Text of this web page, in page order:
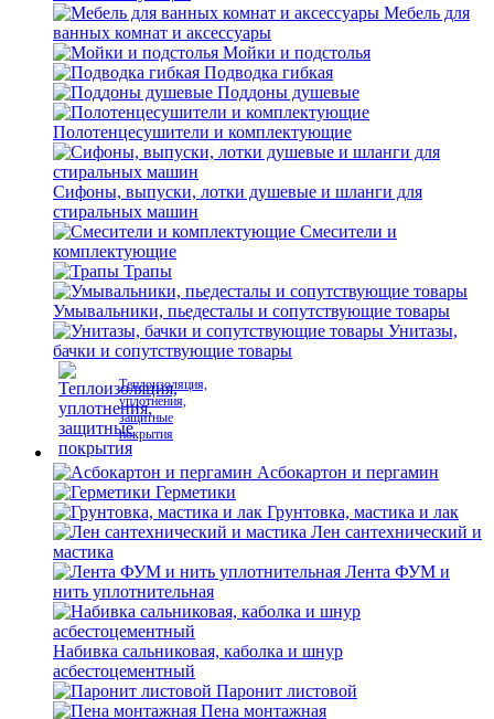
Мебель для
ванных комнат и аксессуары
Мойки и подстолья
Подводка гибкая
Поддоны душевые
Полотенцесушители и комплектующие
Сифоны, выпуски, лотки душевые и шланги для
стиральных машин
Смесители и
комплектующие
Трапы
Умывальники, пьедесталы и сопутствующие товары
Унитазы,
бачки и сопутствующие товары
Теплоизоляция,
уплотнения,
защитные
покрытия
Асбокартон и пергамин
Герметики
Грунтовка, мастика и лак
Лен сантехнический и
мастика
Лента ФУМ и
нить уплотнительная
Набивка сальниковая, каболка и шнур
асбестоцементный
Паронит листовой
Пена монтажная